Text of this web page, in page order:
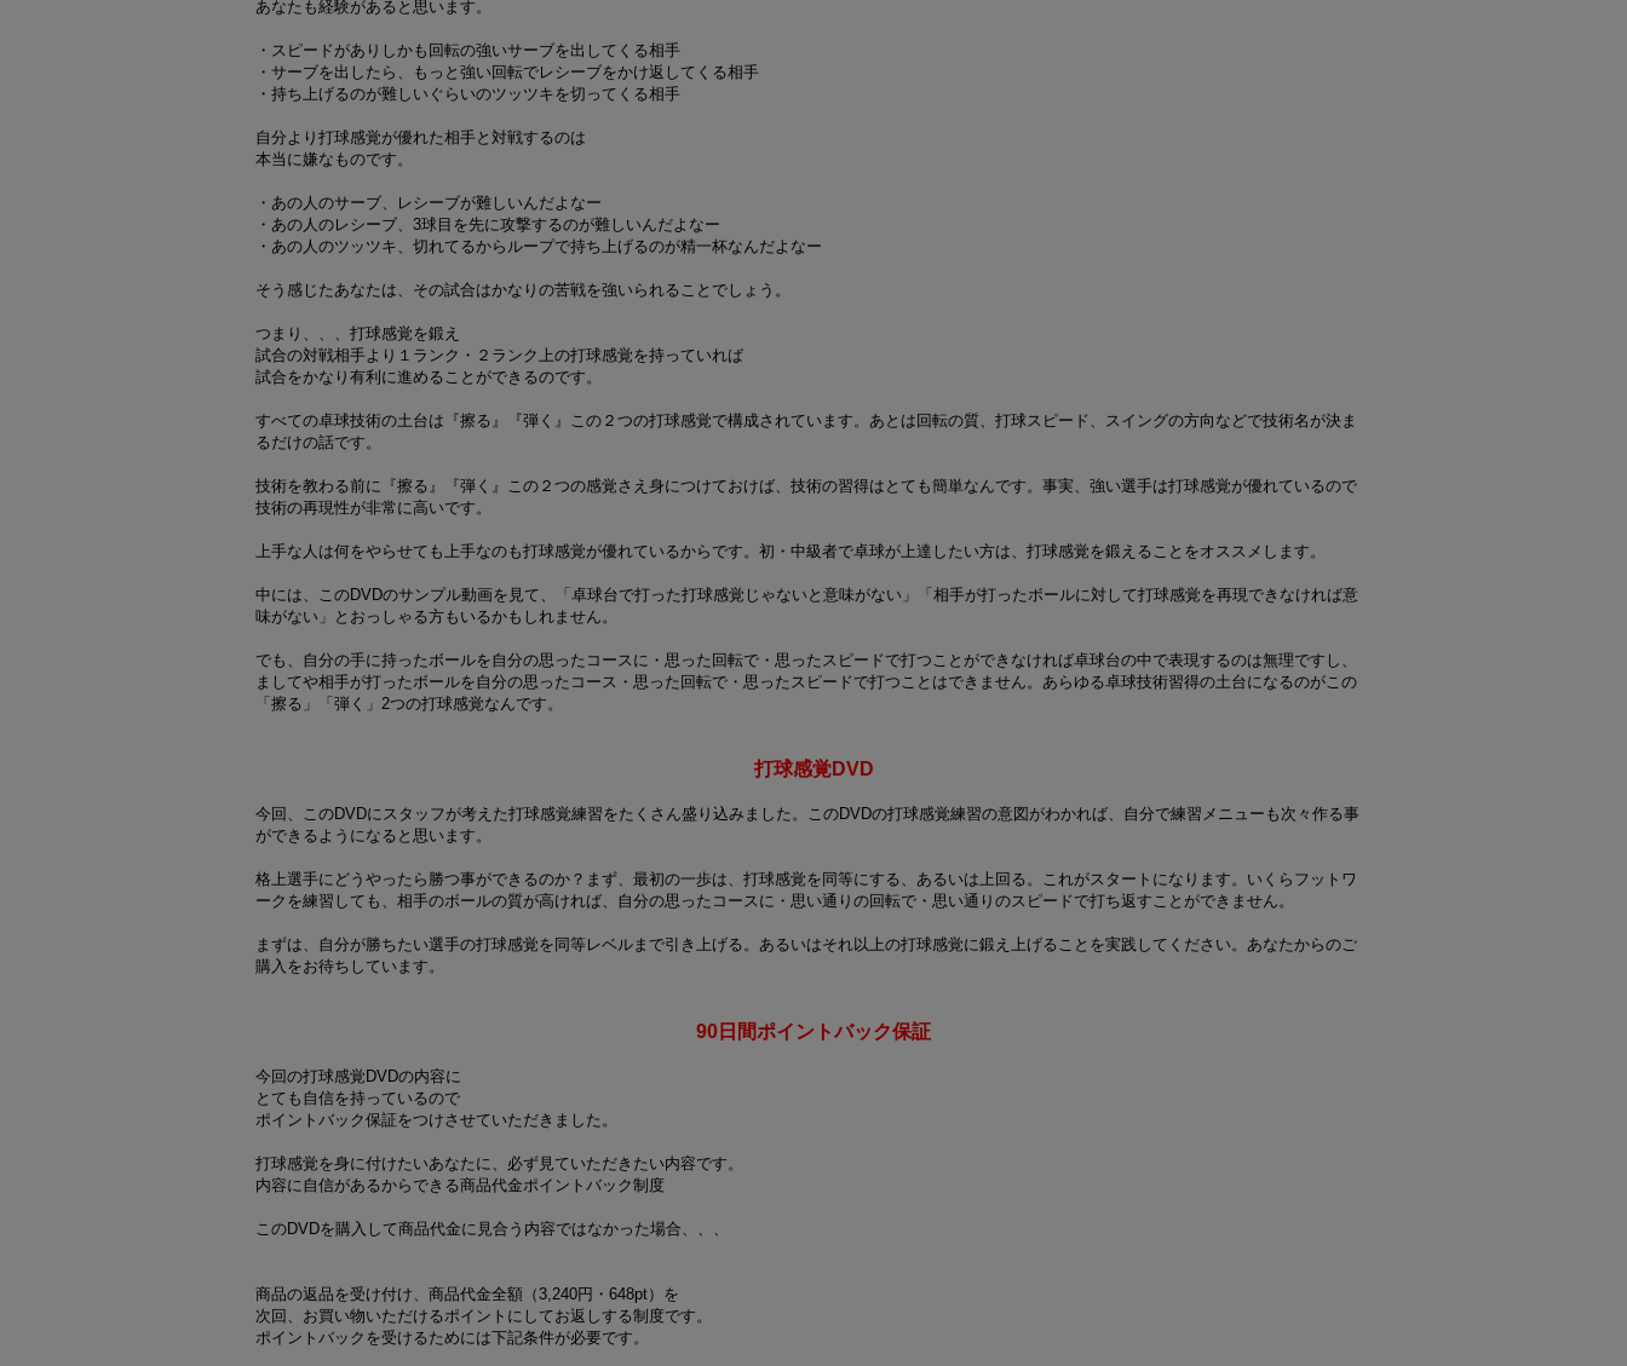
あなたも経験があると思います。
・スピードがありしかも回転の強いサーブを出してくる相手
・サーブを出したら、もっと強い回転でレシーブをかけ返してくる相手
・持ち上げるのが難しいぐらいのツッツキを切ってくる相手
自分より打球感覚が優れた相手と対戦するのは
本当に嫌なものです。
・あの人のサーブ、レシーブが難しいんだよなー
・あの人のレシーブ、3球目を先に攻撃するのが難しいんだよなー
・あの人のツッツキ、切れてるからループで持ち上げるのが精一杯なんだよなー
そう感じたあなたは、その試合はかなりの苦戦を強いられることでしょう。
つまり、、、打球感覚を鍛え
試合の対戦相手より１ランク・２ランク上の打球感覚を持っていれば
試合をかなり有利に進めることができるのです。
すべての卓球技術の土台は『擦る』『弾く』この２つの打球感覚で構成されています。あとは回転の質、打球スピード、スイングの方向などで技術名が決ま
るだけの話です。
技術を教わる前に『擦る』『弾く』この２つの感覚さえ身につけておけば、技術の習得はとても簡単なんです。事実、強い選手は打球感覚が優れているので
技術の再現性が非常に高いです。
上手な人は何をやらせても上手なのも打球感覚が優れているからです。初・中級者で卓球が上達したい方は、打球感覚を鍛えることをオススメします。
中には、このDVDのサンプル動画を見て、「卓球台で打った打球感覚じゃないと意味がない」「相手が打ったボールに対して打球感覚を再現できなければ意
味がない」とおっしゃる方もいるかもしれません。
でも、自分の手に持ったボールを自分の思ったコースに・思った回転で・思ったスピードで打つことができなければ卓球台の中で表現するのは無理ですし、
ましてや相手が打ったボールを自分の思ったコース・思った回転で・思ったスピードで打つことはできません。あらゆる卓球技術習得の土台になるのがこの
「擦る」「弾く」2つの打球感覚なんです。
打球感覚DVD
今回、このDVDにスタッフが考えた打球感覚練習をたくさん盛り込みました。このDVDの打球感覚練習の意図がわかれば、自分で練習メニューも次々作る事
ができるようになると思います。
格上選手にどうやったら勝つ事ができるのか？まず、最初の一歩は、打球感覚を同等にする、あるいは上回る。これがスタートになります。いくらフットワ
ークを練習しても、相手のボールの質が高ければ、自分の思ったコースに・思い通りの回転で・思い通りのスピードで打ち返すことができません。
まずは、自分が勝ちたい選手の打球感覚を同等レベルまで引き上げる。あるいはそれ以上の打球感覚に鍛え上げることを実践してください。あなたからのご
購入をお待ちしています。
90日間ポイントバック保証
今回の打球感覚DVDの内容に
とても自信を持っているので
ポイントバック保証をつけさせていただきました。
打球感覚を身に付けたいあなたに、必ず見ていただきたい内容です。
内容に自信があるからできる商品代金ポイントバック制度
このDVDを購入して商品代金に見合う内容ではなかった場合、、、
商品の返品を受け付け、商品代金全額（3,240円・648pt）を
次回、お買い物いただけるポイントにしてお返しする制度です。
ポイントバックを受けるためには下記条件が必要です。